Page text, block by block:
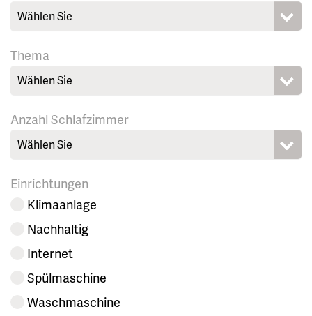
Wählen Sie
Thema
Wählen Sie
Anzahl Schlafzimmer
Wählen Sie
Einrichtungen
Klimaanlage
Nachhaltig
Internet
Spülmaschine
Waschmaschine